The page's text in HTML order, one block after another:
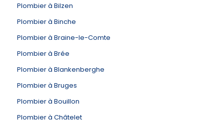
Plombier à Bilzen
Plombier à Binche
Plombier à Braine-le-Comte
Plombier à Brée
Plombier à Blankenberghe
Plombier à Bruges
Plombier à Bouillon
Plombier à Châtelet